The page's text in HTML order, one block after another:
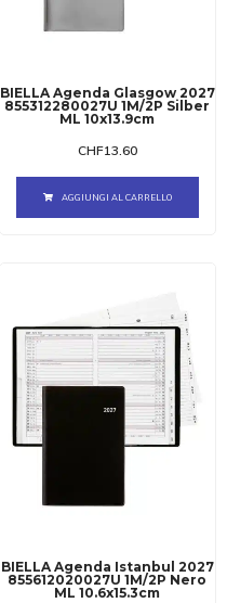
BIELLA Agenda Glasgow 2027
855312280027U 1M/2P Silber
ML 10x13.9cm
CHF13.60
AGGIUNGI AL CARRELLO
BIELLA Agenda Istanbul 2027
855612020027U 1M/2P Nero
ML 10.6x15.3cm